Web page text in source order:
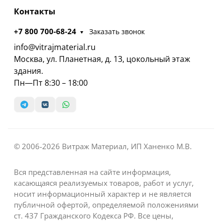
Контакты
+7 800 700-68-24 Заказать звонок
info@vitrajmaterial.ru
Москва, ул. Планетная, д. 13, цокольный этаж
здания.
Пн—Пт 8:30 – 18:00
© 2006-2026 Витраж Материал, ИП Ханенко М.В.
Вся представленная на сайте информация,
касающаяся реализуемых товаров, работ и услуг,
носит информационный характер и не является
публичной офертой, определяемой положениями
ст. 437 Гражданского Кодекса РФ. Все цены,